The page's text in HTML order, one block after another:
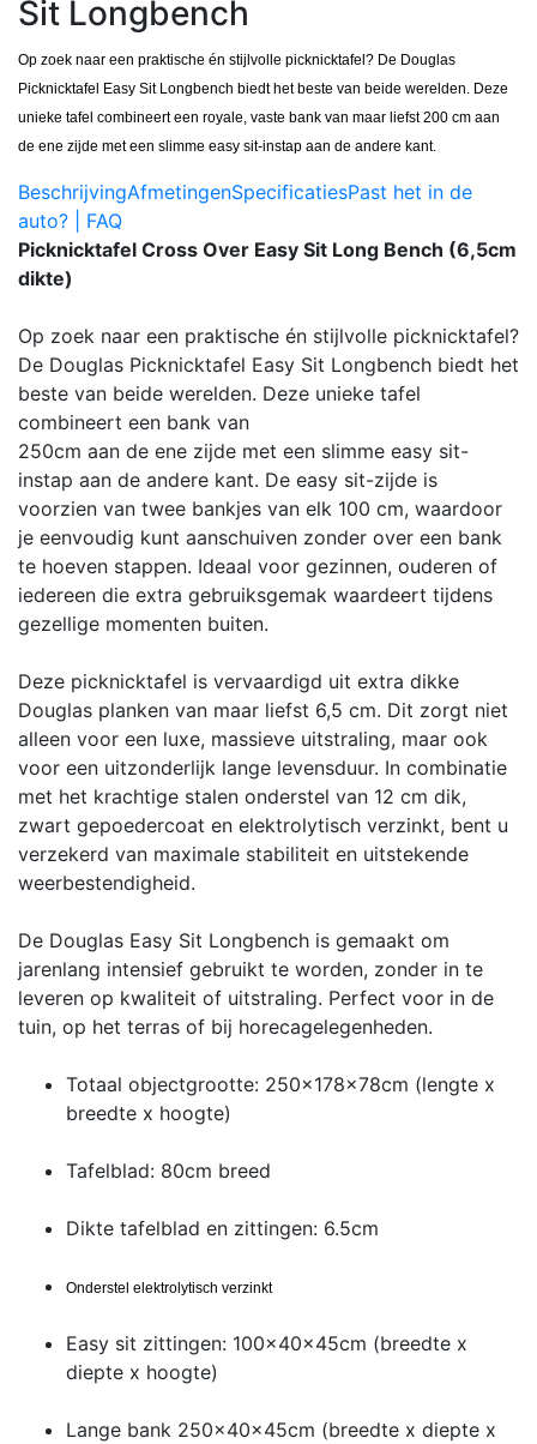
Sit Longbench
Op zoek naar een praktische én stijlvolle picknicktafel? De Douglas
Picknicktafel Easy Sit Longbench biedt het beste van beide werelden. Deze
unieke tafel combineert een royale, vaste bank van maar liefst 200 cm aan
de ene zijde met een slimme easy sit-instap aan de andere kant.
BeschrijvingAfmetingenSpecificatiesPast het in de
auto? | FAQ
Picknicktafel Cross Over Easy Sit Long Bench (6,5cm
dikte)
Op zoek naar een praktische én stijlvolle picknicktafel?
De Douglas Picknicktafel Easy Sit Longbench biedt het
beste van beide werelden. Deze unieke tafel
combineert een bank van
250cm aan de ene zijde met een slimme easy sit-
instap aan de andere kant. De easy sit-zijde is
voorzien van twee bankjes van elk 100 cm, waardoor
je eenvoudig kunt aanschuiven zonder over een bank
te hoeven stappen. Ideaal voor gezinnen, ouderen of
iedereen die extra gebruiksgemak waardeert tijdens
gezellige momenten buiten.
Deze picknicktafel is vervaardigd uit extra dikke
Douglas planken van maar liefst 6,5 cm. Dit zorgt niet
alleen voor een luxe, massieve uitstraling, maar ook
voor een uitzonderlijk lange levensduur. In combinatie
met het krachtige stalen onderstel van 12 cm dik,
zwart gepoedercoat en elektrolytisch verzinkt, bent u
verzekerd van maximale stabiliteit en uitstekende
weerbestendigheid.
De Douglas Easy Sit Longbench is gemaakt om
jarenlang intensief gebruikt te worden, zonder in te
leveren op kwaliteit of uitstraling. Perfect voor in de
tuin, op het terras of bij horecagelegenheden.
Totaal objectgrootte: 250x178x78cm (lengte x
breedte x hoogte)
Tafelblad: 80cm breed
Dikte tafelblad en zittingen: 6.5cm
Onderstel elektrolytisch verzinkt
Easy sit zittingen: 100x40x45cm (breedte x
diepte x hoogte)
Lange bank 250x40x45cm (breedte x diepte x